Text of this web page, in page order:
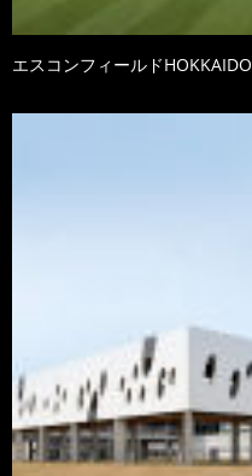
エスコンフィールドHOKKAIDO